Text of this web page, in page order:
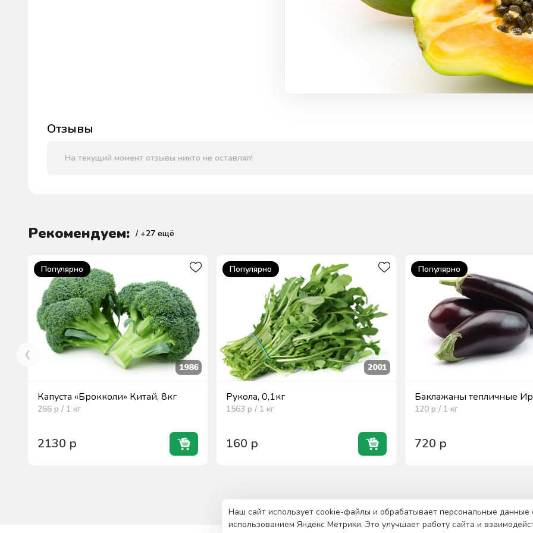
Отзывы
На текущий момент отзывы никто не оставлял!
Рекомендуем: / +27 ещё
Популярно
1986
Капуста «Брокколи» Китай, 8кг
266 р / 1 кг
2130 р
Популярно
2001
Рукола, 0,1кг
1563 р / 1 кг
160 р
Популярно
Баклажаны тепличные
120 р / 1 кг
720 р
Наш сайт использует cookie-файлы и обрабатывает персональные данные
использованием Яндекс Метрики. Это улучшает работу сайта и